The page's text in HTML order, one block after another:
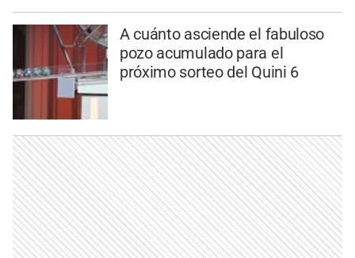
A cuánto asciende el fabuloso
pozo acumulado para el
próximo sorteo del Quini 6